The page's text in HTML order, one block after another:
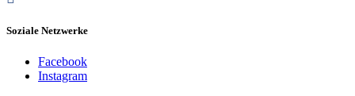
Soziale Netzwerke
Facebook
Instagram